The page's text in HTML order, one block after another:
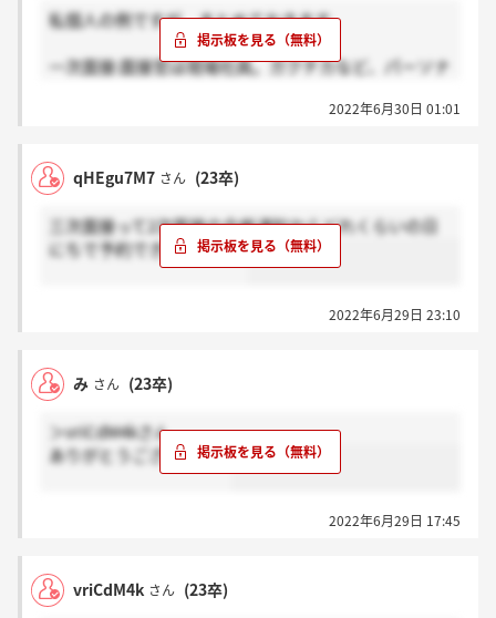
私個人の例ですが、まとめておきます。
一次面接:面接官は現場社員。ガクチカなど、パーソナ
問あり、FBはあったか忘れました。おそらくあったか
二次面接:面接官は現場社員。ITの志望動機、何故DTS
FBあり。結果は２日後
最終面接:面接官は役員。内定を持っているか、他社の
か、何故DTSか、将来やりたいことと携わりたい業
ど。逆質問、FBあり。２日後に電話にて内定。志望度
は聞かれませんでした。
IT未経験の為、何故ITに興味を持ったのか、ITについ
て勉強しているかどうかを聞かれました。これはDTS
キャリアプランは10年後、20年後まで考えておくと熱
意が伝わって良いかもしれません。最終面接はかなり
一次、二次は和やか、最終は厳し目でしたが圧迫では
ありませんでした。
2022年6月30日 01:01
qHEgu7M7 さん (23卒)
三次面接って2次面接の合格通知からどれくらいの日
にちで予約できましたか？
2022年6月29日 23:10
み さん (23卒)
＞vriCdM4kさん
ありがとうございます！
2022年6月29日 17:45
vriCdM4k さん (23卒)